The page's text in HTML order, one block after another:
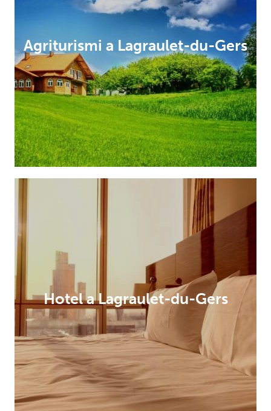
Agriturismi a Lagraulet-du-Gers
Hotel a Lagraulet-du-Gers